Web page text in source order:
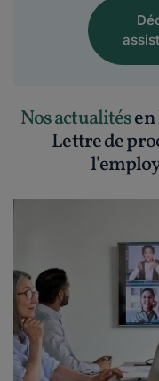
Nos actualités
Lettre de